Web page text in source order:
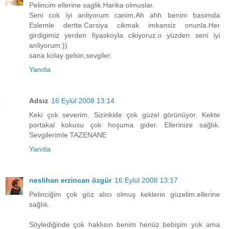
Pelincim ellerine saglik.Harika olmuslar.
Seni cok iyi anliyorum canim.Ah ahh benim basimda
Eslemle dertte.Carsiya cikmak imkansiz onunla.Her
girdigimiz yerden fiyaskoyla cikiyoruz.o yüzden seni iyi
anliyorum:))
sana kolay gelsin,sevgiler.
Yanıtla
Adsız 16 Eylül 2008 13:14
Keki çok severim. Sizinkide çok güzel görünüyor. Kekte
portakal kokusu çok hoşuma gider. Ellerinize sağlık.
Sevgilerimle TAZENANE
Yanıtla
neslihan erzincan özgür 16 Eylül 2008 13:17
Pelinciğim çok göz alıcı olmuş keklerin güzelim.ellerine
sağlık.
Söylediğinde çok haklısın benim henüz bebişim yok ama